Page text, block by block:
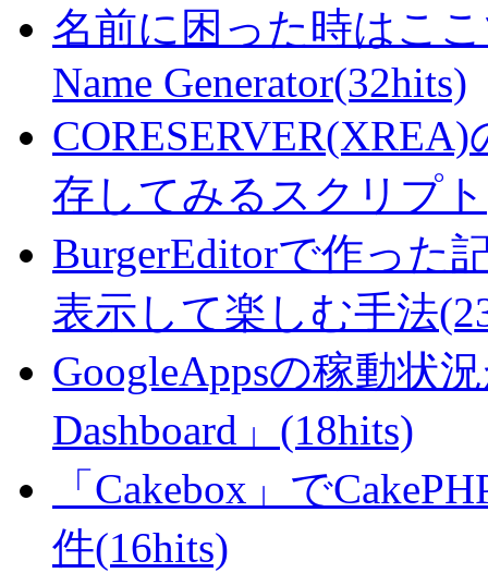
名前に困った時はここ
Name Generator(32hits)
存してみるスクリプ
BurgerEditorで作った
表示して楽しむ手法
GoogleAppsの稼動状
Dashboard」(18hits)
「Cakebox」で
件(16hits)